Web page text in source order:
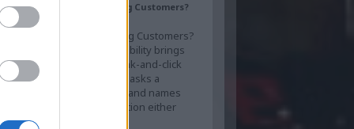
AI Visibility Actually Bring Customers?
Answer to Inquiry
AI Visibility Actually Bring Customers?
Answer to Inquiry AI visibility brings
by replacing the old rank-and-click
with a shorter one: a buyer asks a
an AI system answers it and names
and that recommendation either